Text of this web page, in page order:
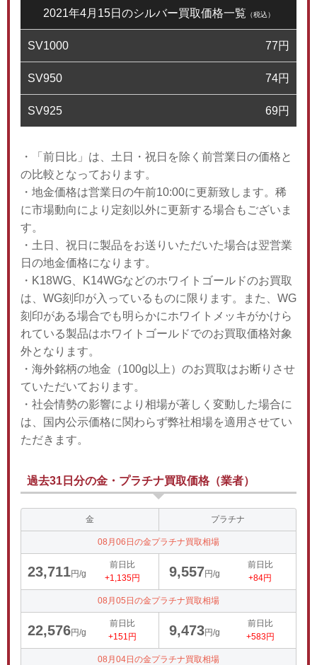
2021年4月15日のシルバー買取価格一覧 （税込）
SV1000 77円
SV950 74円
SV925 69円
・「前日比」は、土日・祝日を除く前営業日の価格と
の比較となっております。
・地金価格は営業日の午前10:00に更新致します。稀
に市場動向により定刻以外に更新する場合もございま
す。
・土日、祝日に製品をお送りいただいた場合は翌営業
日の地金価格になります。
・K18WG、K14WGなどのホワイトゴールドのお買取
は、WG刻印が入っているものに限ります。また、WG
刻印がある場合でも明らかにホワイトメッキがかけら
れている製品はホワイトゴールドでのお買取価格対象
外となります。
・海外銘柄の地金（100g以上）のお買取はお断りさせ
ていただいております。
・社会情勢の影響により相場が著しく変動した場合に
は、国内公示価格に関わらず弊社相場を適用させてい
ただきます。
過去31日分の金・プラチナ買取価格（業者）
金 プラチナ
08月06日の金プラチナ買取相場
23,711円/g
前日比
+1,135円
9,557円/g
前日比
+84円
08月05日の金プラチナ買取相場
22,576円/g
前日比
+151円
9,473円/g
前日比
+583円
08月04日の金プラチナ買取相場